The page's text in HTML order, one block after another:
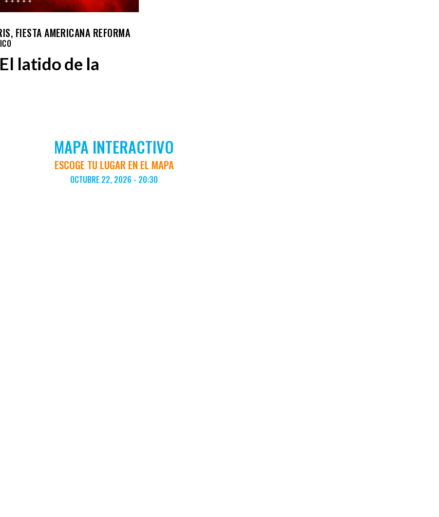
FIESTA AMERICANA REFORMA
latido de la
MAPA INTERACTIVO
ESCOGE TU LUGAR EN EL MAPA
OCTUBRE 22, 2026 - 20:30